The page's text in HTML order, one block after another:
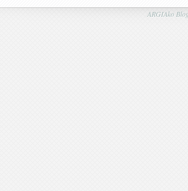
ARGIAko